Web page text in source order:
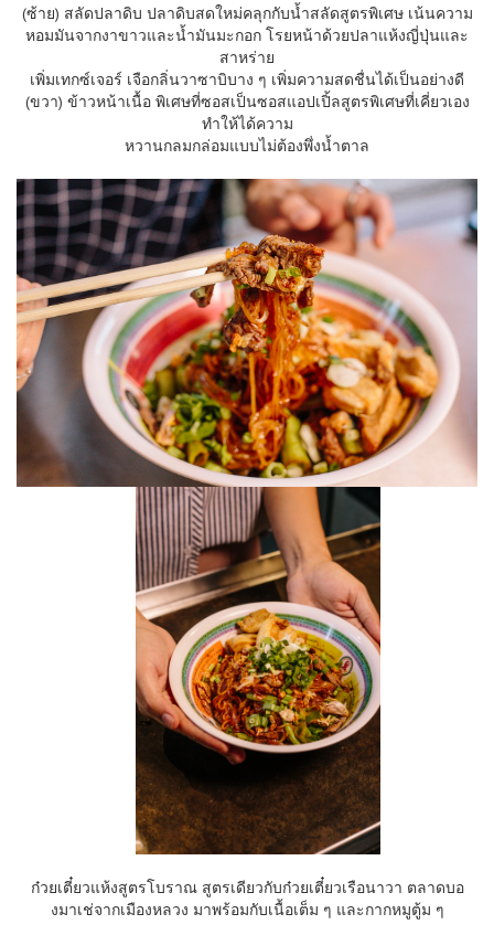
(ซ้าย) สลัดปลาดิบ ปลาดิบสดใหม่คลุกกับน้ำสลัดสูตรพิเศษ เน้นความ
หอมมันจากงาขาวและน้ำมันมะกอก โรยหน้าด้วยปลาแห้งญี่ปุ่นและ
สาหร่าย
เพิ่มเทกซ์เจอร์ เจือกลิ่นวาซาบิบาง ๆ เพิ่มความสดชื่นได้เป็นอย่างดี
(ขวา) ข้าวหน้าเนื้อ พิเศษที่ซอสเป็นซอสแอปเปิ้ลสูตรพิเศษที่เคี่ยวเอง
ทำให้ได้ความ
หวานกลมกล่อมแบบไม่ต้องพึ่งน้ำตาล
ก๋วยเตี๋ยวแห้งสูตรโบราณ สูตรเดียวกับก๋วยเตี๋ยวเรือนาวา ตลาดบอ
งมาเช่จากเมืองหลวง มาพร้อมกับเนื้อเต็ม ๆ และกากหมูตู้ม ๆ